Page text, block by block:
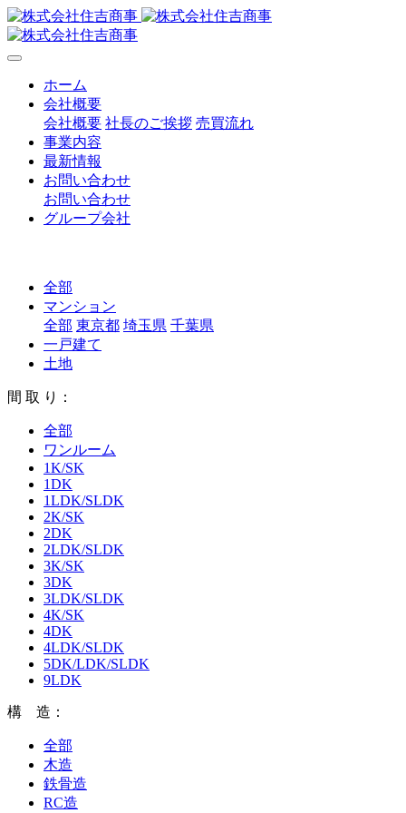
ホーム
会社概要
会社概要 社長のご挨拶 売買流れ
事業内容
最新情報
お問い合わせ
お問い合わせ
グループ会社
全部
マンション
全部 東京都 埼玉県 千葉県
一戸建て
土地
間 取 り：
全部
ワンルーム
1K/SK
1DK
1LDK/SLDK
2K/SK
2DK
2LDK/SLDK
3K/SK
3DK
3LDK/SLDK
4K/SK
4DK
4LDK/SLDK
5DK/LDK/SLDK
9LDK
構 造：
全部
木造
鉄骨造
RC造